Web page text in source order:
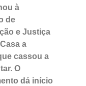
à
de
e Justiça
a
cassou a
O
dá início